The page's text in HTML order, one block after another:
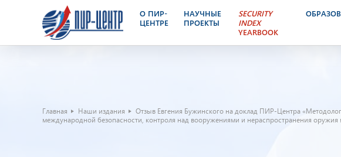
О ПИР-
ЦЕНТРЕ
НАУЧНЫЕ
ПРОЕКТЫ
SECURITY
INDEX
YEARBOOK
Главная Наши издания
Отзыв Евгения Бужинского на доклад ПИР-Центра
международной безопасности, контроля над вооружениями и нераспространения оружия